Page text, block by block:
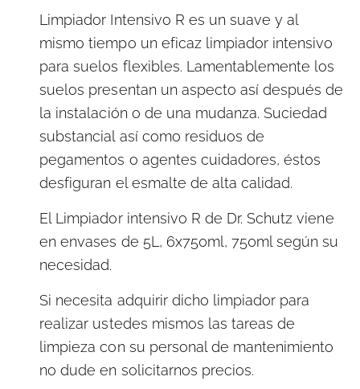
Limpiador Intensivo R es un suave y al
mismo tiempo un eficaz limpiador intensivo
para suelos flexibles. Lamentablemente los
suelos presentan un aspecto así después de
la instalación o de una mudanza. Suciedad
substancial así como residuos de
pegamentos o agentes cuidadores, éstos
desfiguran el esmalte de alta calidad.
El Limpiador intensivo R de Dr. Schutz viene
en envases de 5L, 6x750ml, 750ml según su
necesidad.
Si necesita adquirir dicho limpiador para
realizar ustedes mismos las tareas de
limpieza con su personal de mantenimiento
no dude en solicitarnos precios.